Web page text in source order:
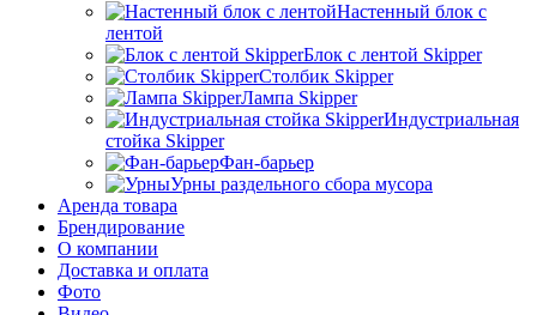
Настенный блок с
лентой
Блок с лентой Skipper
Столбик Skipper
Лампа Skipper
Индустриальная
стойка Skipper
Фан-барьер
Урны раздельного сбора мусора
Аренда товара
Брендирование
О компании
Доставка и оплата
Фото